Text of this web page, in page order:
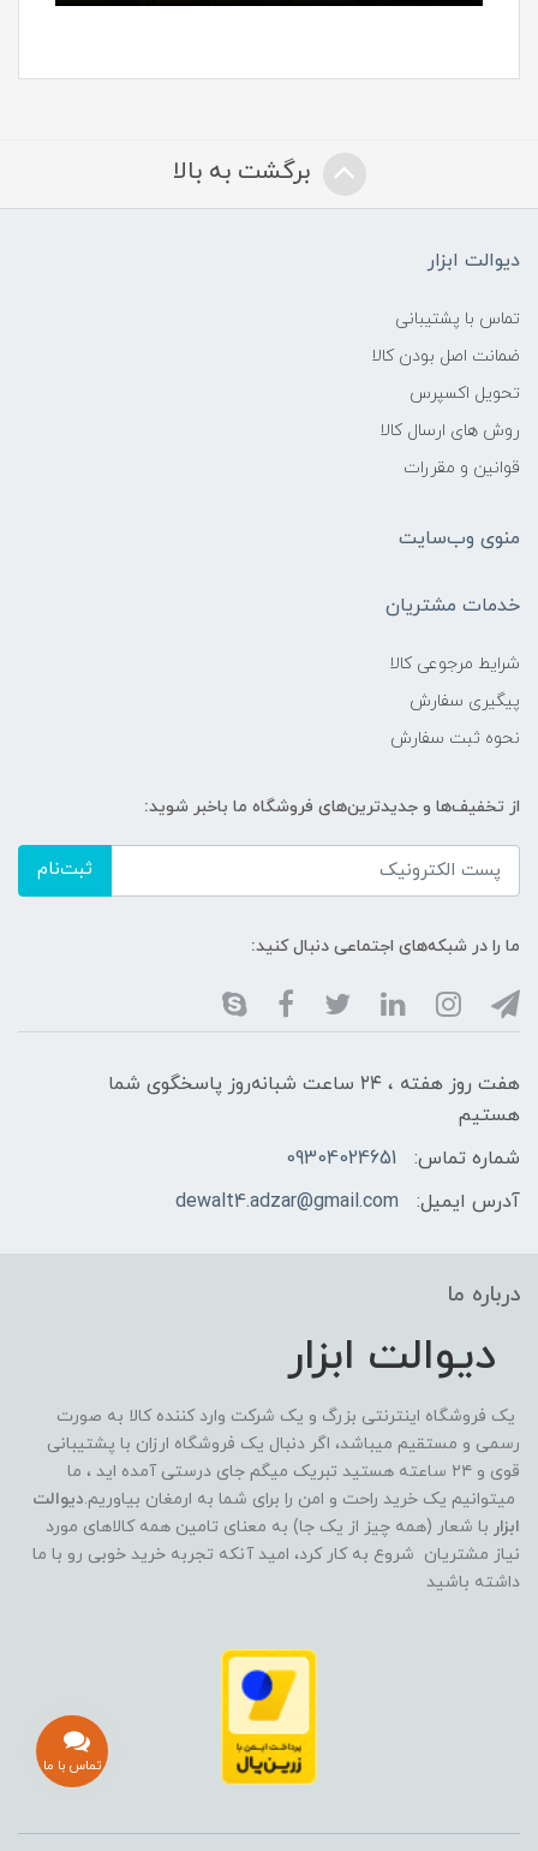
برگشت به بالا
دیوالت ابزار
تماس با پشتیبانی
ضمانت اصل بودن کالا
تحویل اکسپرس
روش های ارسال کالا
قوانین و مقررات
منوی وب‌سایت
خدمات مشتریان
شرایط مرجوعی کالا
پیگیری سفارش
نحوه ثبت سفارش
از تخفیف‌ها و جدیدترین‌های فروشگاه ما باخبر شوید:
ثبت‌نام
ما را در شبکه‌های اجتماعی دنبال کنید:
هفت روز هفته ، ۲۴ ساعت شبانه‌روز پاسخگوی شما
هستیم
شماره تماس:
09304024651
آدرس ایمیل:
dewalt4.adzar@gmail.com
درباره ما
دیوالت ابزار
یک فروشگاه اینترنتی بزرگ و یک شرکت وارد کننده کالا به صورت
رسمی و مستقیم میباشد، اگر دنبال یک فروشگاه ارزان با پشتیبانی
قوی و ۲۴ ساعته هستید تبریک میگم جای درستی آمده اید ، ما
میتوانیم یک خرید راحت و امن را برای شما به ارمغان بیاوریم.دیوالت
ابزار با شعار (همه چیز از یک جا) به معنای تامین همه کالاهای مورد
نیاز مشتریان شروع به کار کرد، امید آنکه تجربه خرید خوبی رو با ما
داشته باشید
تماس با ما